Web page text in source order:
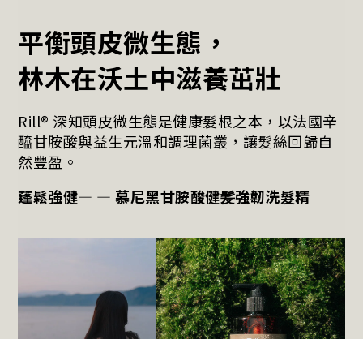
平衡頭皮微生態，
林木在沃土中滋養茁壯
Rill® 深知頭皮微生態是健康髮根之本，以法國辛
醯甘胺酸與益生元溫和調理菌叢，讓髮絲回歸自
然豐盈。
蓬鬆強健— — 慕尼黑甘胺酸健髪強韌洗髮精